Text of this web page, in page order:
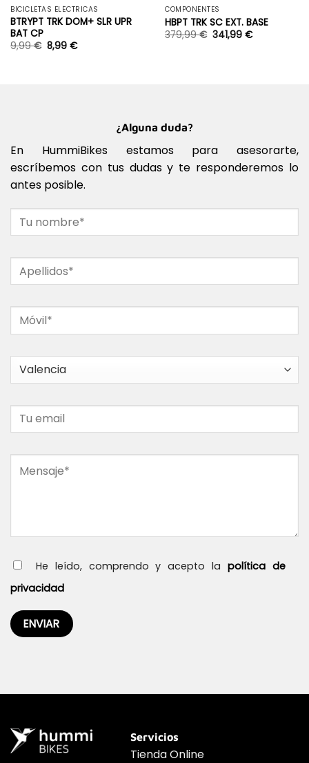
BICICLETAS ELÉCTRICAS
BTRYPT TRK DOM+ SLR UPR
BAT CP
9,99€ 8,99€
COMPONENTES
HBPT TRK SC EXT. BASE
379,99€ 341,99€
¿Alguna duda?
En HummiBikes estamos para asesorarte,
escríbemos con tus dudas y te responderemos lo
antes posible.
He leído, comprendo y acepto lapolítica de
privacidad
Servicios
Tienda Online